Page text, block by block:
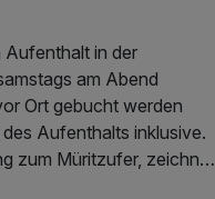
Aufenthalt in der
am Abend
Ort gebucht werden
Aufenthalts inklusive.
zum Müritzufer, zeichnet
Anfrage lassen sich